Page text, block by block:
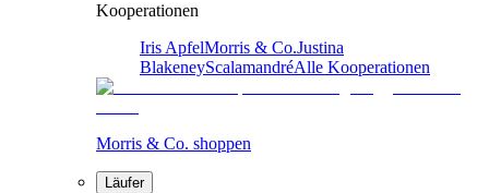
Kooperationen
Iris ApfelMorris & Co.Justina
BlakeneyScalamandréAlle Kooperationen
Morris & Co. shoppen
Läufer